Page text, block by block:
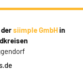
siimple GmbHin